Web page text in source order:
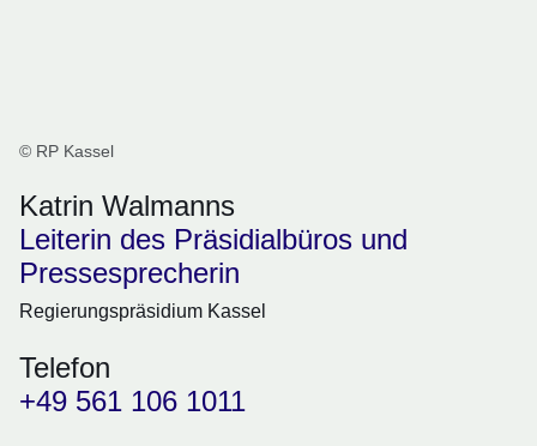
© RP Kassel
Katrin Walmanns
Leiterin des Präsidialbüros und
Pressesprecherin
Regierungspräsidium Kassel
Telefon
+49 561 106 1011